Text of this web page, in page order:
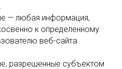
— любая информация,
к определенному
веб-сайта
разрешенные субъектом